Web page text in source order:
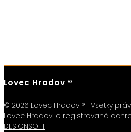
Lovec Hradov ®
© 2026 Lovec Hradov ® | Všetky
Lovec Hradov je registrovaná
DESIGNSOFT